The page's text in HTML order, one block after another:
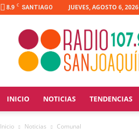
8.9 C SANTIAGO JUEVES, AGOSTO 6, 2026
Radio
Joaquín
INICIO NOTICIAS TENDENCIAS
Inicio Noticias Comunal